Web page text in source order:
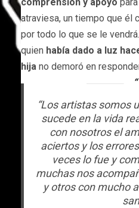
atraviesa, un tiempo que él
por todo lo que se le vendrá.
quien había dado a luz
hija no demoró en
“Los artistas somos
sucede en la vida
con nosotros el
aciertos y los
veces lo fue y
muchas nos
y otros con mucho